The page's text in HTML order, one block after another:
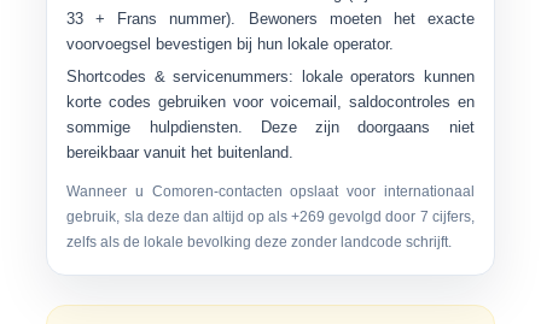
33 + Frans nummer). Bewoners moeten het exacte
voorvoegsel bevestigen bij hun lokale operator.
Shortcodes & servicenummers: lokale operators kunnen
korte codes gebruiken voor voicemail, saldocontroles en
sommige hulpdiensten. Deze zijn doorgaans niet
bereikbaar vanuit het buitenland.
Wanneer u Comoren-contacten opslaat voor internationaal
gebruik, sla deze dan altijd op als+269 gevolgd door 7 cijfers,
zelfs als de lokale bevolking deze zonder landcode schrijft.